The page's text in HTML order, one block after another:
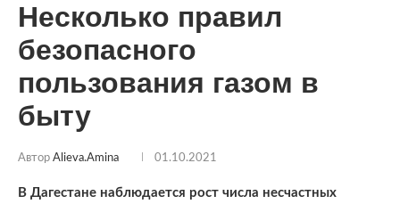
Несколько правил
безопасного
пользования газом в
быту
Автор Alieva.amina 01.10.2021
В Дагестане наблюдается рост числа несчастных